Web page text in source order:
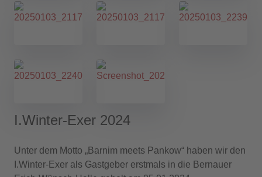
I.Winter-Exer 2024
Unter dem Motto „Barnim meets Pankow“ haben wir den
I.Winter-Exer als Gastgeber erstmals in die Bernauer